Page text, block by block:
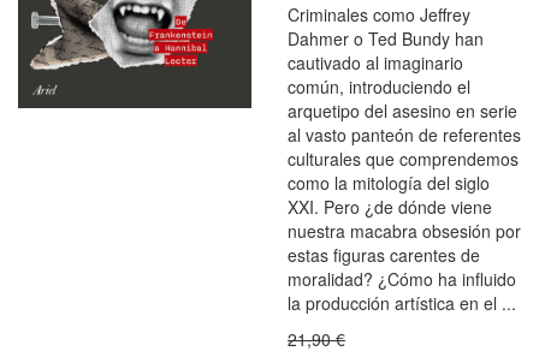
Criminales como Jeffrey
Dahmer o Ted Bundy han
cautivado al imaginario
común, introduciendo el
arquetipo del asesino en serie
al vasto panteón de referentes
culturales que comprendemos
como la mitología del siglo
XXI. Pero ¿de dónde viene
nuestra macabra obsesión por
estas figuras carentes de
moralidad? ¿Cómo ha influido
la producción artística en el ...
21,90 €